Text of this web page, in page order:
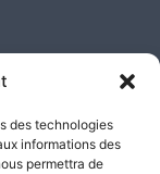
des technologies
informations des
permettra de